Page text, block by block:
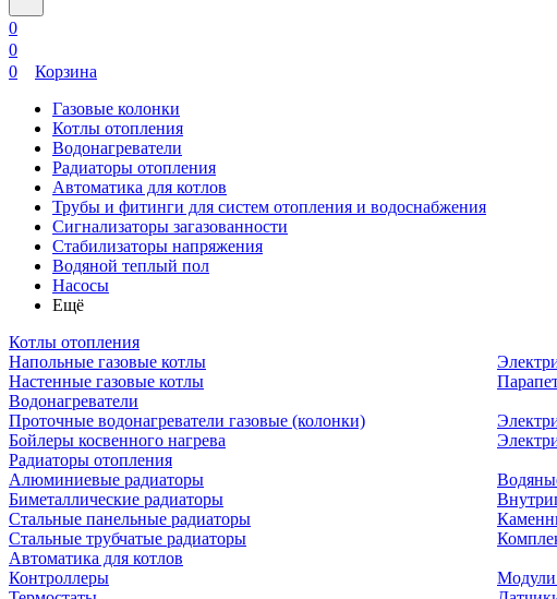
0
0
0
Корзина
Газовые колонки
Котлы отопления
Водонагреватели
Радиаторы отопления
Автоматика для котлов
Трубы и фитинги для систем отопления и водоснабжения
Сигнализаторы загазованности
Стабилизаторы напряжения
Водяной теплый пол
Насосы
Ещё
Котлы отопления
Напольные газовые котлы
Настенные газовые котлы
Водонагреватели
Проточные водонагреватели газовые (колонки)
Бойлеры косвенного нагрева
Радиаторы отопления
Алюминиевые радиаторы
Биметаллические радиаторы
Стальные панельные радиаторы
Стальные трубчатые радиаторы
Автоматика для котлов
Контроллеры
Модули